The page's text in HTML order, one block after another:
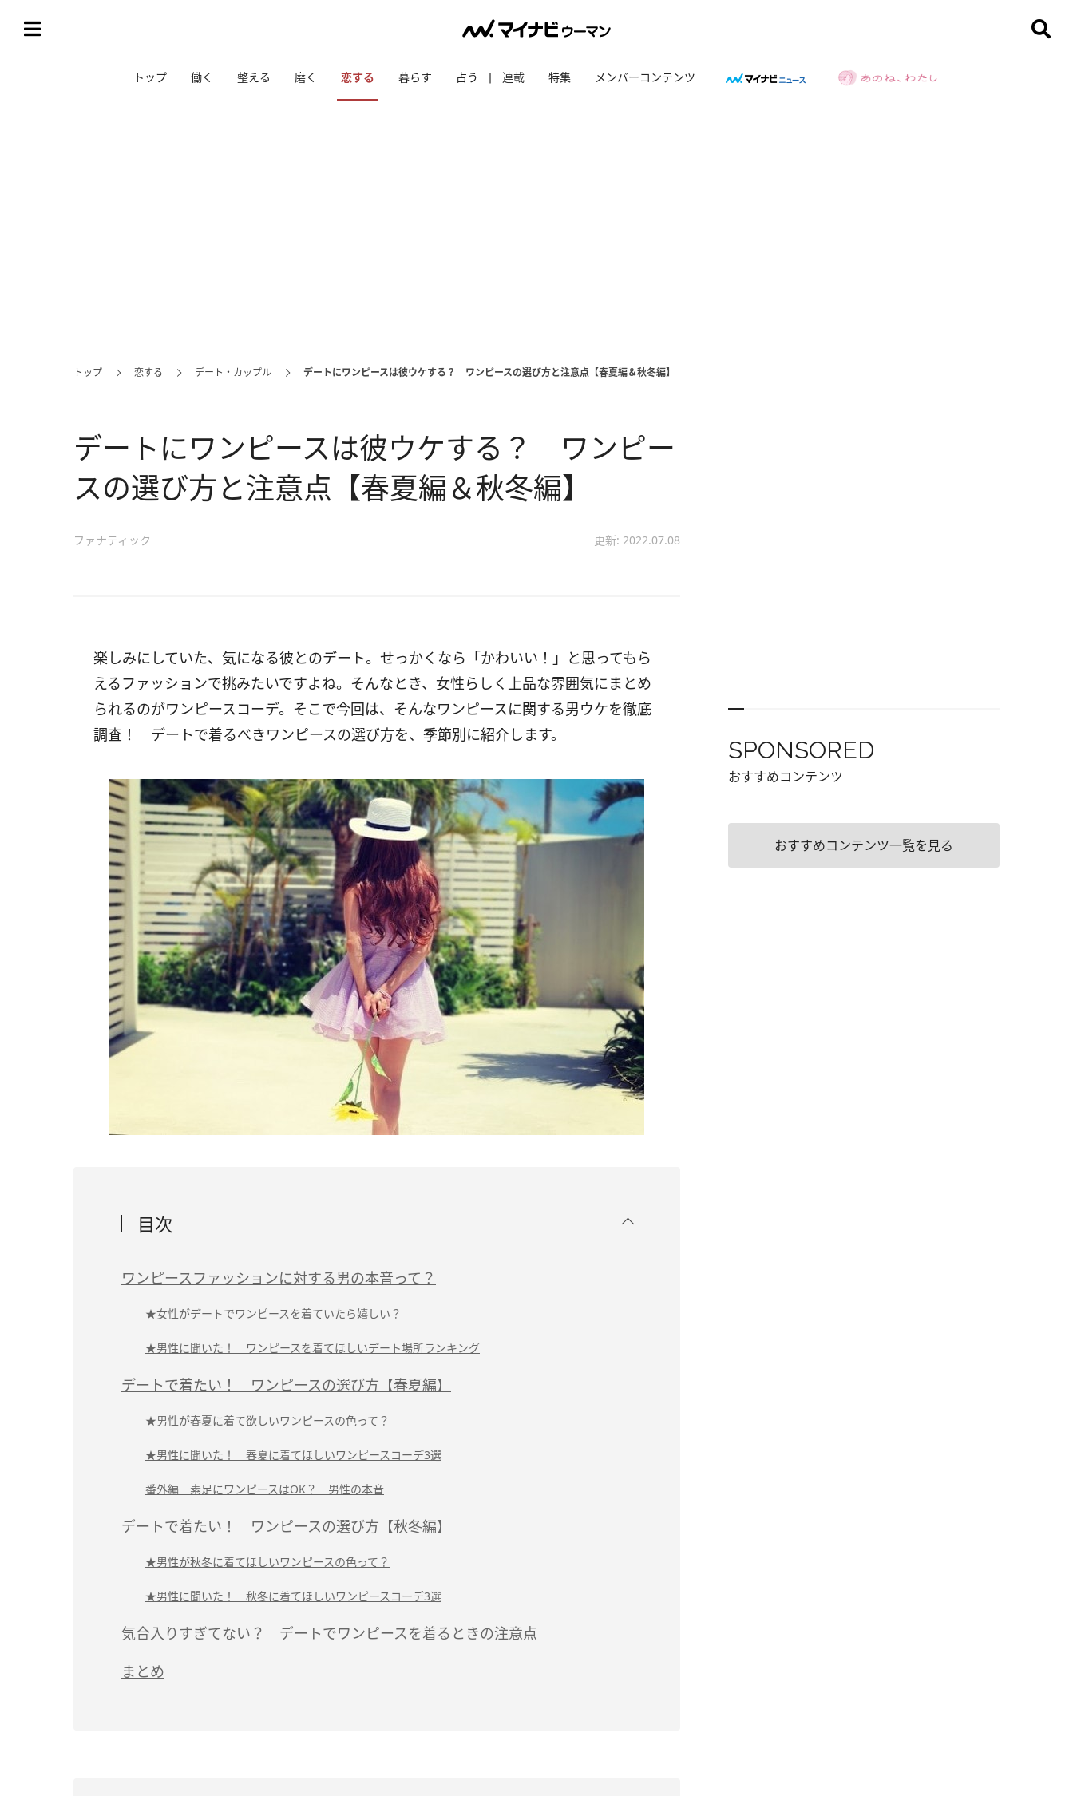
トップ 働く 整える 磨く 恋する 暮らす 占う 連載 特集 メンバーコンテンツ
トップ 恋する デート・カップル デートにワンピースは彼ウケする？ ワンピースの選び方と注意点【春夏編＆秋冬編】
デートにワンピースは彼ウケする？ ワンピー
スの選び方と注意点【春夏編＆秋冬編】
ファナティック 更新: 2022.07.08
楽しみにしていた、気になる彼とのデート。せっかくなら「かわいい！」と思ってもら
えるファッションで挑みたいですよね。そんなとき、女性らしく上品な雰囲気にまとめ
られるのがワンピースコーデ。そこで今回は、そんなワンピースに関する男ウケを徹底
調査！ デートで着るべきワンピースの選び方を、季節別に紹介します。
目次
ワンピースファッションに対する男の本音って？
★女性がデートでワンピースを着ていたら嬉しい？
★男性に聞いた！ ワンピースを着てほしいデート場所ランキング
デートで着たい！ ワンピースの選び方【春夏編】
★男性が春夏に着て欲しいワンピースの色って？
★男性に聞いた！ 春夏に着てほしいワンピースコーデ3選
番外編 素足にワンピースはOK？ 男性の本音
デートで着たい！ ワンピースの選び方【秋冬編】
★男性が秋冬に着てほしいワンピースの色って？
★男性に聞いた！ 秋冬に着てほしいワンピースコーデ3選
気合入りすぎてない？ デートでワンピースを着るときの注意点
まとめ
SPONSORED
おすすめコンテンツ
おすすめコンテンツ一覧を見る